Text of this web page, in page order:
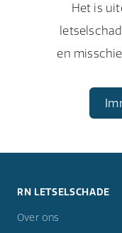
Het is
en
RN LETSELSCHADE
Over ons